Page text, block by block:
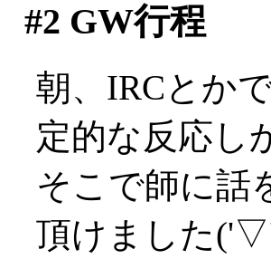
#2 GW行程
朝、IRCとか
定的な反応し
そこで師に話
頂けました